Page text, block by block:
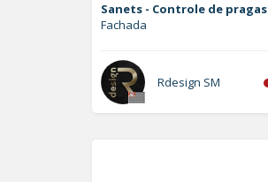
Sanets - Controle de pragas
Fachada
Rdesign SM